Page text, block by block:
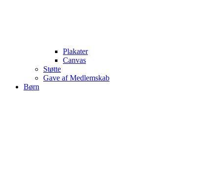
Plakater
Canvas
Støtte
Gave af Medlemskab
Børn